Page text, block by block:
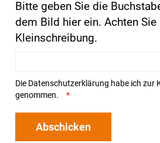
Bitte geben Sie die
dem Bild hier ein. Achten Sie
Kleinschreibung.
Die Datenschutzerklärung habe ich zur
genommen.
Abschicken